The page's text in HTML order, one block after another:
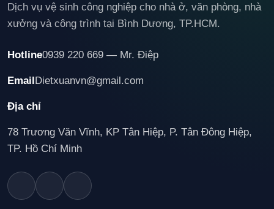
Dịch vụ vệ sinh công nghiệp cho nhà ở, văn phòng, nhà
xưởng và công trình tại Bình Dương, TP.HCM.
Hotline0939 220 669 — Mr. Điệp
EmailDietxuanvn@gmail.com
Địa chỉ
78 Trương Văn Vĩnh, KP Tân Hiệp, P. Tân Đông Hiệp,
TP. Hồ Chí Minh